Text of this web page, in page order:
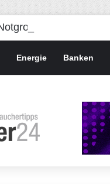
Energie Banken